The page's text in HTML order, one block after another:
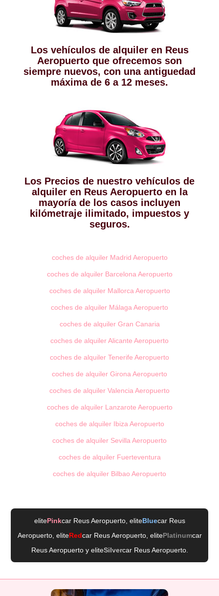
Los vehículos de alquiler en Reus
Aeropuerto que ofrecemos son
siempre nuevos, con una antiguedad
máxima de 6 a 12 meses.
Los Precios de nuestro vehículos de
alquiler en Reus Aeropuerto en la
mayoría de los casos incluyen
kilómetraje ilimitado, impuestos y
seguros.
coches de alquiler Madrid Aeropuerto
coches de alquiler Barcelona Aeropuerto
coches de alquiler Mallorca Aeropuerto
coches de alquiler Málaga Aeropuerto
coches de alquiler Gran Canaria
coches de alquiler Alicante Aeropuerto
coches de alquiler Tenerife Aeropuerto
coches de alquiler Girona Aeropuerto
coches de alquiler Valencia Aeropuerto
coches de alquiler Lanzarote Aeropuerto
coches de alquiler Ibiza Aeropuerto
coches de alquiler Sevilla Aeropuerto
coches de alquiler Fuerteventura
coches de alquiler Bilbao Aeropuerto
elitePinkcar Reus Aeropuerto, eliteBluecar Reus
Aeropuerto, eliteRedcar Reus Aeropuerto, elitePlatinumcar
Reus Aeropuertoy eliteSilvercar Reus Aeropuerto.